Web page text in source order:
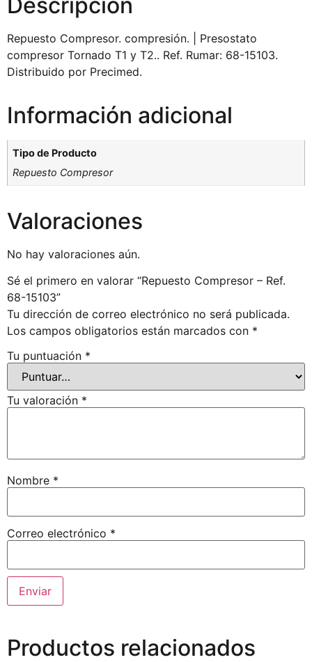
Repuesto Compresor. compresión. | Presostato
compresor Tornado T1 y T2.. Ref. Rumar: 68-15103.
Distribuido por Precimed.
Información adicional
Tipo de Producto
Repuesto Compresor
Valoraciones
No hay valoraciones aún.
Sé el primero en valorar “Repuesto Compresor – Ref.
68-15103”
Tu dirección de correo electrónico no será publicada.
Los campos obligatorios están marcados con *
Tu puntuación *
Tu valoración *
Nombre *
Correo electrónico *
Productos relacionados